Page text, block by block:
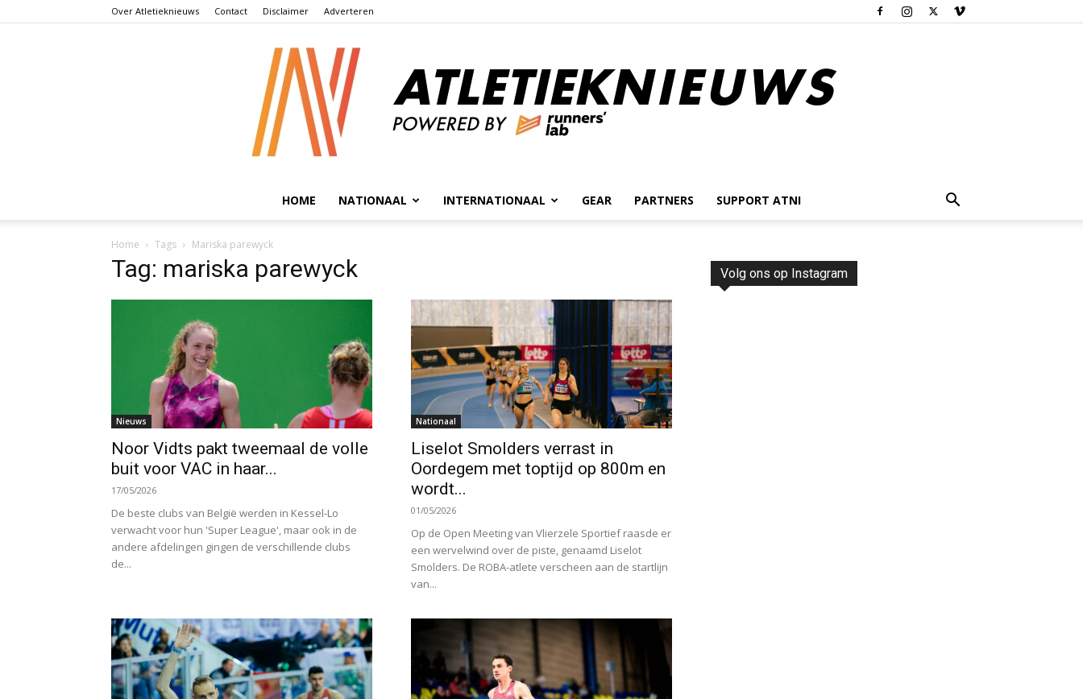
Over Atletieknieuws Contact Disclaimer Adverteren
HOME NATIONAAL INTERNATIONAAL GEAR PARTNERS SUPPORT ATNI
Home Tags Mariska parewyck
Tag: mariska parewyck
Nieuws
Noor Vidts pakt tweemaal de volle
buit voor VAC in haar...
17/05/2026
De beste clubs van België werden in Kessel-Lo
verwacht voor hun 'Super League', maar ook in de
andere afdelingen gingen de verschillende clubs
de...
Nationaal
Liselot Smolders verrast in
Oordegem met toptijd op 800m en
wordt...
01/05/2026
Op de Open Meeting van Vlierzele Sportief raasde er
een wervelwind over de piste, genaamd Liselot
Smolders. De ROBA-atlete verscheen aan de startlijn
van...
Volg ons op Instagram